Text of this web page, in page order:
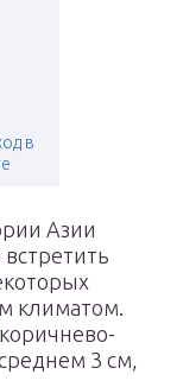
в
Азии
климатом.
3 см,